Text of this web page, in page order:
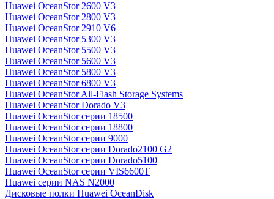
Huawei OceanStor 2600 V3
Huawei OceanStor 2800 V3
Huawei OceanStor 2910 V6
Huawei OceanStor 5300 V3
Huawei OceanStor 5500 V3
Huawei OceanStor 5600 V3
Huawei OceanStor 5800 V3
Huawei OceanStor 6800 V3
Huawei OceanStor All-Flash Storage Systems
Huawei OceanStor Dorado V3
Huawei OceanStor серии 18500
Huawei OceanStor серии 18800
Huawei OceanStor серии 9000
Huawei OceanStor серии Dorado2100 G2
Huawei OceanStor серии Dorado5100
Huawei OceanStor серии VIS6600T
Huawei серии NAS N2000
Дисковые полки Huawei OceanDisk